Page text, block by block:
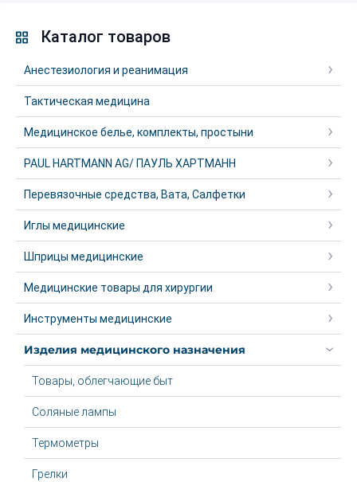
Каталог товаров
Анестезиология и реанимация
Тактическая медицина
Медицинское белье, комплекты, простыни
PAUL HARTMANN AG/ ПАУЛЬ ХАРТМАНН
Перевязочные средства, Вата, Салфетки
Иглы медицинские
Шприцы медицинские
Медицинские товары для хирургии
Инструменты медицинские
Изделия медицинского назначения
Товары, облегчающие быт
Соляные лампы
Термометры
Грелки